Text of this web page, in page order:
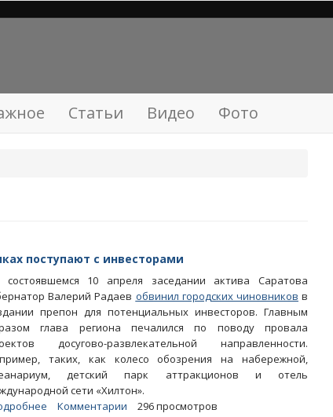
Статьи Видео Фото
поступают с инвесторами
состоявшемся 10 апреля заседании актива Саратова
Валерий Радаев обвинил городских чиновников в
препон для потенциальных инвесторов. Главным
глава региона печалился по поводу провала
досугово-развлекательной направленности.
таких, как колесо обозрения на набережной,
детский парк аттракционов и отель
сети «Хилтон».
Комментарии 296 просмотров